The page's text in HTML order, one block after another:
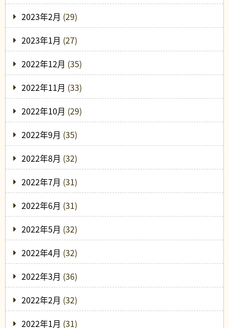
2023年2月 (29)
2023年1月 (27)
2022年12月 (35)
2022年11月 (33)
2022年10月 (29)
2022年9月 (35)
2022年8月 (32)
2022年7月 (31)
2022年6月 (31)
2022年5月 (32)
2022年4月 (32)
2022年3月 (36)
2022年2月 (32)
2022年1月 (31)